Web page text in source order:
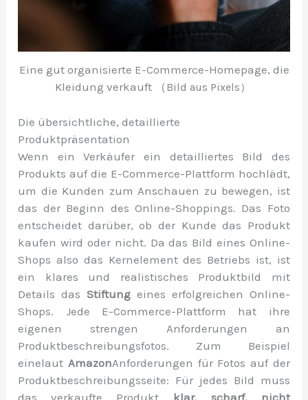
Eine gut organisierte E-Commerce-Homepage, die
Kleidung verkauft （ Bild aus Pixels）
Die übersichtliche, detaillierte
Produktpräsentation
Wenn ein Verkäufer ein detailliertes Bild des
Produkts auf die E-Commerce-Plattform hochlädt,
um die Kunden zum Anschauen zu bewegen, ist
das der Beginn des Online-Shoppings. Das Foto
entscheidet darüber, ob der Kunde das Produkt
kaufen wird oder nicht. Da das Bild eines Online-
Shops also das Kernelement des Betriebs ist, ist
ein klares und realistisches Produktbild mit
Details dasStiftung eines erfolgreichen Online-
Shops. Jede E-Commerce-Plattform hat ihre
eigenen strengen Anforderungen an
Produktbeschreibungsfotos. Zum Beispiel
einelaut AmazonAnforderungen für Fotos auf der
Produktbeschreibungsseite: Für jedes Bild muss
das verkaufte Produkt klar, scharf, nicht